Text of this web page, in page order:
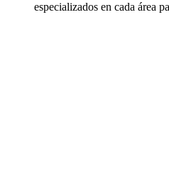
especializados en cada área